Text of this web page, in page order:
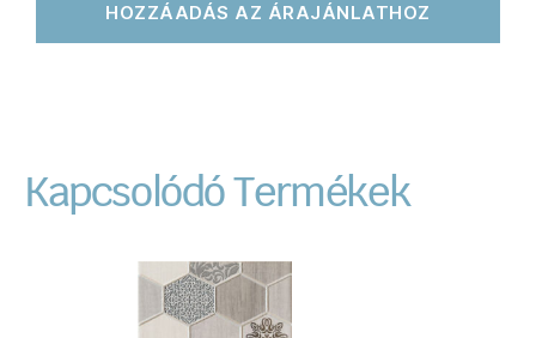
HOZZÁADÁS AZ ÁRAJÁNLATHOZ
Kapcsolódó Termékek